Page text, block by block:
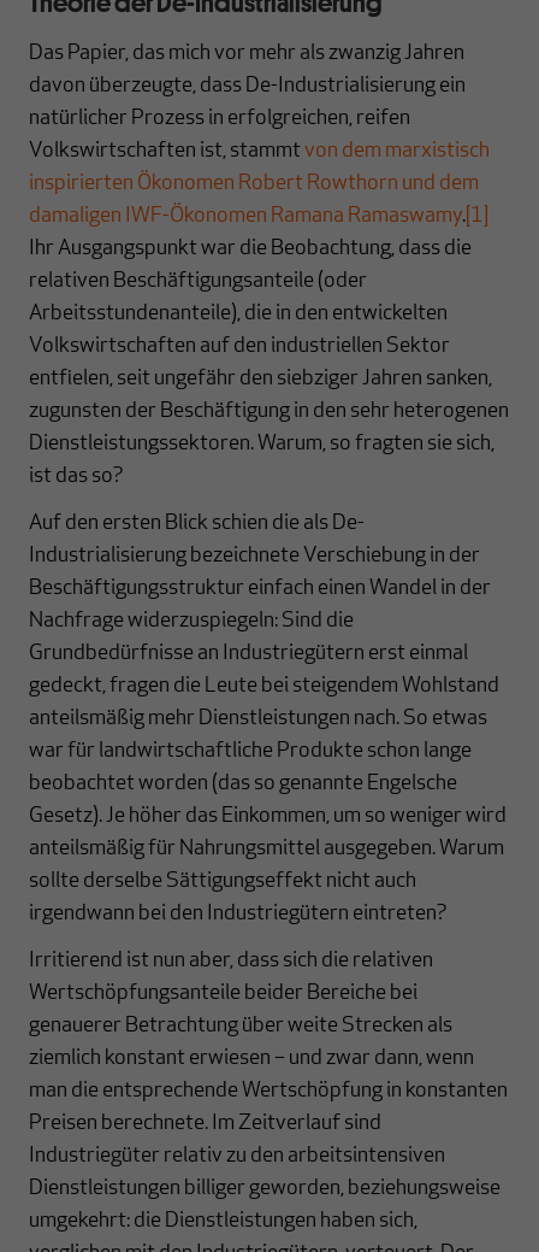
Das Papier, das mich vor mehr als zwanzig Jahren
davon überzeugte, dass De-Industrialisierung ein
natürlicher Prozess in erfolgreichen, reifen
Volkswirtschaften ist, stammt von dem marxistisch
inspirierten Ökonomen Robert Rowthorn und dem
damaligen IWF-Ökonomen Ramana Ramaswamy. [1]
Ihr Ausgangspunkt war die Beobachtung, dass die
relativen Beschäftigungsanteile (oder
Arbeitsstundenanteile), die in den entwickelten
Volkswirtschaften auf den industriellen Sektor
entfielen, seit ungefähr den siebziger Jahren sanken,
zugunsten der Beschäftigung in den sehr heterogenen
Dienstleistungssektoren. Warum, so fragten sie sich,
ist das so?
Auf den ersten Blick schien die als De-
Industrialisierung bezeichnete Verschiebung in der
Beschäftigungsstruktur einfach einen Wandel in der
Nachfrage widerzuspiegeln: Sind die
Grundbedürfnisse an Industriegütern erst einmal
gedeckt, fragen die Leute bei steigendem Wohlstand
anteilsmäßig mehr Dienstleistungen nach. So etwas
war für landwirtschaftliche Produkte schon lange
beobachtet worden (das so genannte Engelsche
Gesetz). Je höher das Einkommen, um so weniger wird
anteilsmäßig für Nahrungsmittel ausgegeben. Warum
sollte derselbe Sättigungseffekt nicht auch
irgendwann bei den Industriegütern eintreten?
Irritierend ist nun aber, dass sich die relativen
Wertschöpfungsanteile beider Bereiche bei
genauerer Betrachtung über weite Strecken als
ziemlich konstant erwiesen – und zwar dann, wenn
man die entsprechende Wertschöpfung in konstanten
Preisen berechnete. Im Zeitverlauf sind
Industriegüter relativ zu den arbeitsintensiven
Dienstleistungen billiger geworden, beziehungsweise
umgekehrt: die Dienstleistungen haben sich,